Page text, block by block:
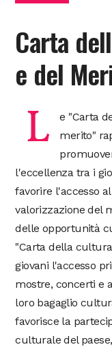
Carta
e del
L
e "Carta
merito"
l'eccellenza tra i
favorire l'accesso
valorizzazione del
delle opportunità
"Carta della
giovani l'accesso
mostre, concerti e
loro bagaglio
favorisce la
culturale del